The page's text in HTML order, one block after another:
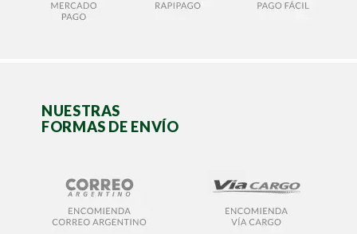
NUESTRAS
FORMAS DE ENVÍO